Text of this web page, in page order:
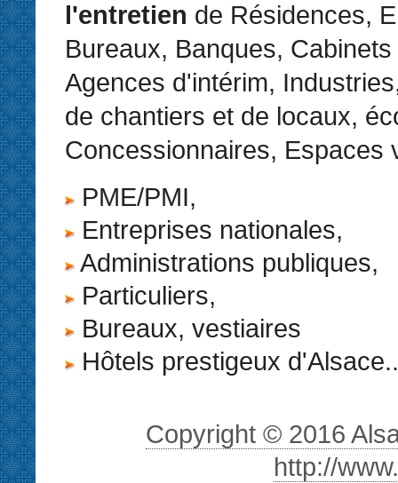
l'entretien de Résidences,
Bureaux, Banques,
Agences d'intérim,
de chantiers et de locaux,
Concessionnaires, Espaces
PME/PMI,
Entreprises nationales,
Administrations publiques,
Particuliers,
Bureaux, vestiaires
Hôtels prestigeux
Copyright © 2016
http://